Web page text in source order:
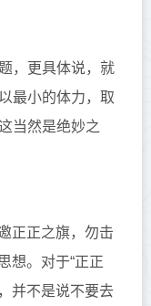
，更具体说，就
最小的体力，取
当然是绝妙之
正正之旗，勿击
想。对于“正正
并不是说不要去